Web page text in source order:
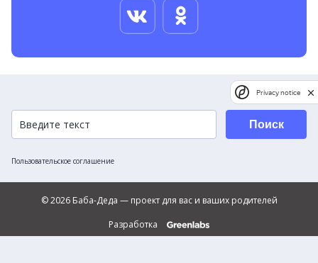
Пользовательское соглашение
Поиск
© 2026 Баба-Деда — проект для вас и ваших родителей
Разработка
Privacy notice